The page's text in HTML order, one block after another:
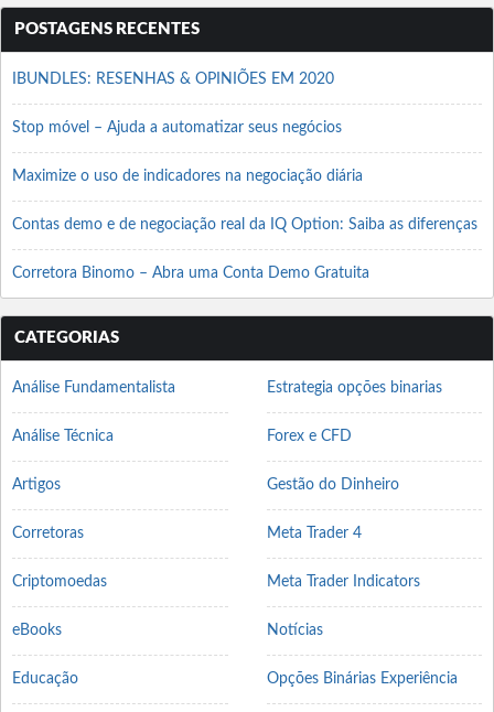
POSTAGENS RECENTES
IBUNDLES: RESENHAS & OPINIÕES EM 2020
Stop móvel – Ajuda a automatizar seus negócios
Maximize o uso de indicadores na negociação diária
Contas demo e de negociação real da IQ Option: Saiba as diferenças
Corretora Binomo – Abra uma Conta Demo Gratuita
CATEGORIAS
Análise Fundamentalista
Análise Técnica
Artigos
Corretoras
Criptomoedas
eBooks
Educação
Estrategia opções binarias
Forex e CFD
Gestão do Dinheiro
Meta Trader 4
Meta Trader Indicators
Notícias
Opções Binárias Experiência